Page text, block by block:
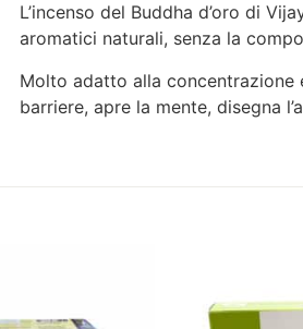
L’incenso del Buddha d’oro di
aromatici naturali, senza la
Molto adatto alla concentrazione
barriere, apre la mente, disegna